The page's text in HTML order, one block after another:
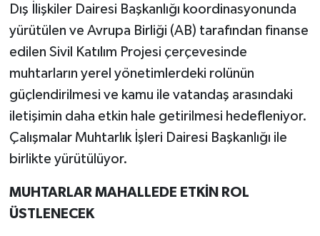
Dış İlişkiler Dairesi Başkanlığı koordinasyonunda
yürütülen ve Avrupa Birliği (AB) tarafından finanse
edilen Sivil Katılım Projesi çerçevesinde
muhtarların yerel yönetimlerdeki rolünün
güçlendirilmesi ve kamu ile vatandaş arasındaki
iletişimin daha etkin hale getirilmesi hedefleniyor.
Çalışmalar Muhtarlık İşleri Dairesi Başkanlığı ile
birlikte yürütülüyor.
MUHTARLAR MAHALLEDE ETKİN ROL
ÜSTLENECEK